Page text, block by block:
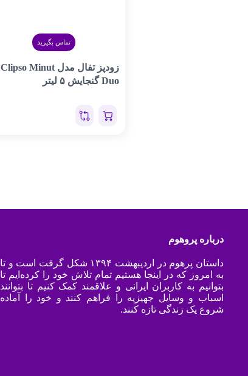
تماس بگیرید
زودپز تفال مدل Clipso Minut
Duo گنجایش ۵ لیتر
درباره پروهوم
داستان پرهوم در اردیبهشت ۱۳۹۴ شکل گرفت است و تا
به امروز که در اینجا هستیم تمام تلاش خود را کرده‌ایم تا
بتوانیم به کاربران ایرانی و علاقمند کمک کنیم تا بتوانند
اسباب و وسایل جهیزیه را فراهم کنند و خود را آماده
شروع یک زندگی تازه کنند.